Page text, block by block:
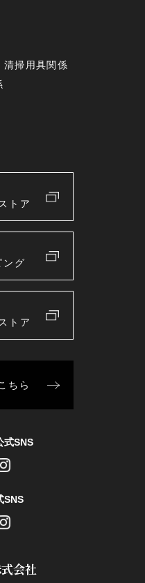
会社
清掃用具関係
トア
グ
トア
ちら
式SNS
SNS